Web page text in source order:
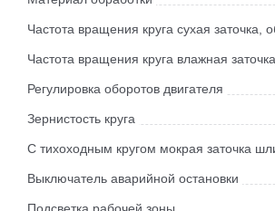
Частота вращения круга сухая заточка,
Частота вращения круга влажная
Регулировка оборотов двигателя
Зернистость круга
С тихоходным кругом мокрая заточка
Выключатель аварийной остановки